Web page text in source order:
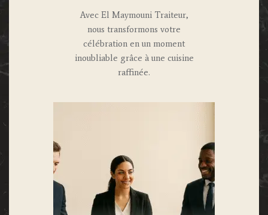
Avec El Maymouni Traiteur,
nous transformons votre
célébration en un moment
inoubliable grâce à une cuisine
raffinée.